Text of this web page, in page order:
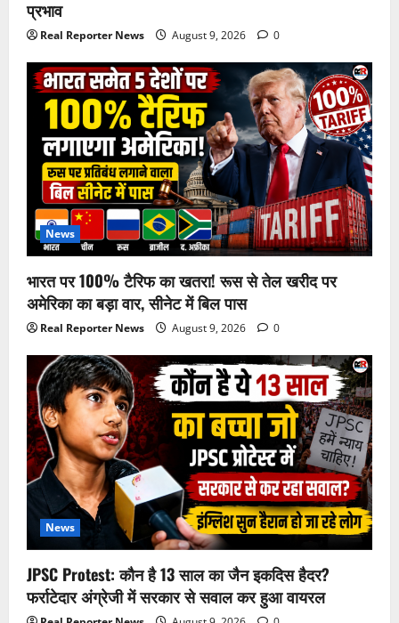
प्रभाव
Real Reporter News August 9, 2026 0
News
भारत पर 100% टैरिफ का खतरा! रूस से तेल खरीद पर
अमेरिका का बड़ा वार, सीनेट में बिल पास
Real Reporter News August 9, 2026 0
News
JPSC Protest: कौन है 13 साल का जैन इकदिस हैदर?
फर्राटेदार अंग्रेजी में सरकार से सवाल कर हुआ वायरल